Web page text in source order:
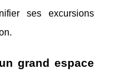
ses excursions
grand espace